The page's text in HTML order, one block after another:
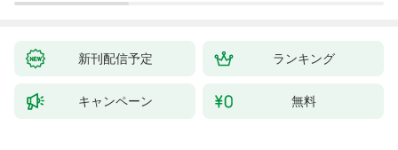
（１）
新刊配信予定 ランキング
キャンペーン 無料